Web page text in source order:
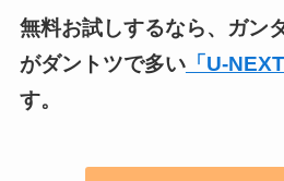
無料お試しするなら、ガン
がダントツで多い「U-NEXT
す。